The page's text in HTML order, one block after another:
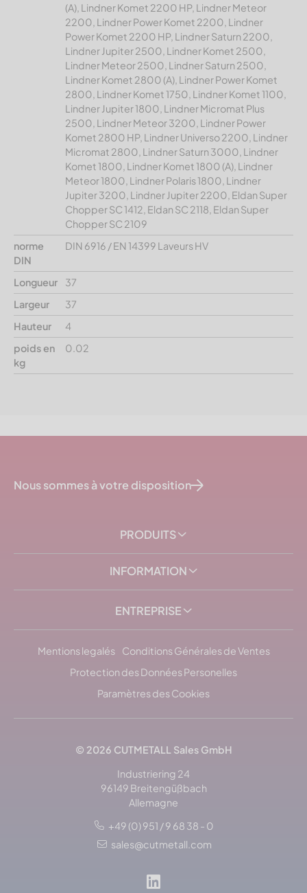
(A), Lindner Komet 2200 HP, Lindner Meteor
2200, Lindner Power Komet 2200, Lindner
Power Komet 2200 HP, Lindner Saturn 2200,
Lindner Jupiter 2500, Lindner Komet 2500,
Lindner Meteor 2500, Lindner Saturn 2500,
Lindner Komet 2800 (A), Lindner Power Komet
2800, Lindner Komet 1750, Lindner Komet 1100,
Lindner Jupiter 1800, Lindner Micromat Plus
2500, Lindner Meteor 3200, Lindner Power
Komet 2800 HP, Lindner Universo 2200, Lindner
Micromat 2800, Lindner Saturn 3000, Lindner
Komet 1800, Lindner Komet 1800 (A), Lindner
Meteor 1800, Lindner Polaris 1800, Lindner
Jupiter 3200, Lindner Jupiter 2200, Eldan Super
Chopper SC 1412, Eldan SC 2118, Eldan Super
Chopper SC 2109
norme
DIN
DIN 6916 / EN 14399 Laveurs HV
Longueur
37
Largeur
37
Hauteur
4
poids en
kg
0.02
Nous sommes à votre disposition
PRODUITS
INFORMATION
ENTREPRISE
Mentions legalés
Conditions Générales de Ventes
Protection des Données Personelles
Paramètres des Cookies
© 2026 CUTMETALL Sales GmbH
Industriering 24
96149 Breitengüßbach
Allemagne
+49 (0) 951 / 9 68 38 - 0
sales@cutmetall.com